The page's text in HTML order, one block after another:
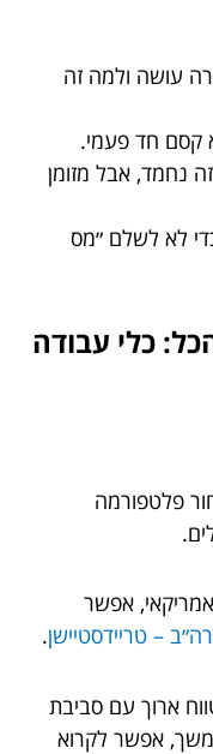
עושה ולמה זה
קסם חד פעמי.
נחמד, אבל מזומן
לא לשלם ״מס
כלי עבודה
פלטפורמה
אפשר
– טריידסטיישן.
ארוך עם סביבת
אפשר לקרוא